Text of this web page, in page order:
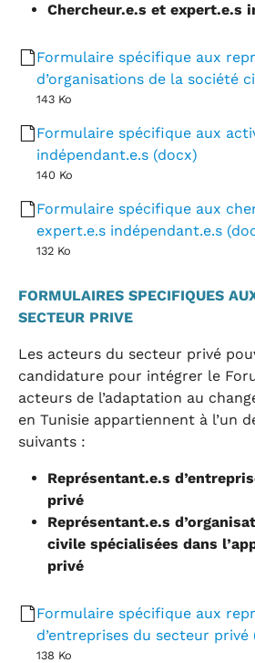
Chercheur.e.s et expert.e.s
Formulaire spécifique aux
d’organisations de la société
143 Ko
Formulaire spécifique aux
indépendant.e.s (docx)
140 Ko
Formulaire spécifique aux
expert.e.s indépendant.e.s
132 Ko
FORMULAIRES SPECIFIQUES
SECTEUR PRIVE
Les acteurs du secteur privé
candidature pour intégrer le
acteurs de l’adaptation au
en Tunisie appartiennent à l’un
suivants :
Représentant.e.s
privé
Représentant.e.s
civile spécialisées dans
privé
Formulaire spécifique aux
d’entreprises du secteur privé
138 Ko